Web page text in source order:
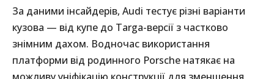
За даними інсайдерів, Audi тестує різні варіанти
кузова — від купе до Targa-версії з частково
знімним дахом. Водночас використання
платформи від родинного Porsche натякає на